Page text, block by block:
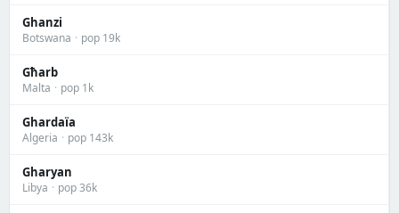
Ghanzi
Botswana · pop 19k
Għarb
Malta · pop 1k
Ghardaïa
Algeria · pop 143k
Gharyan
Libya · pop 36k